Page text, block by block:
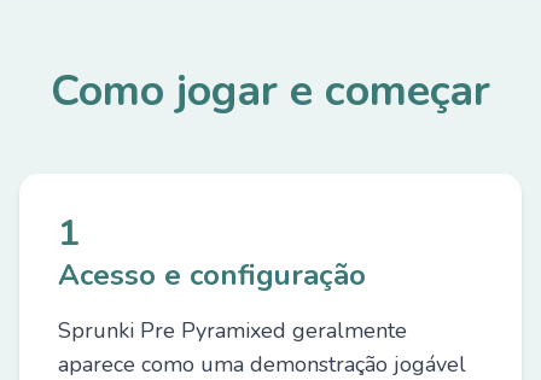
Como jogar e começar
1
Acesso e configuração
Sprunki Pre Pyramixed geralmente
aparece como uma demonstração jogável